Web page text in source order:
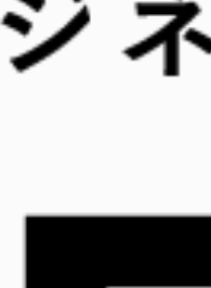
ブランドが
勝ち抜くウェ